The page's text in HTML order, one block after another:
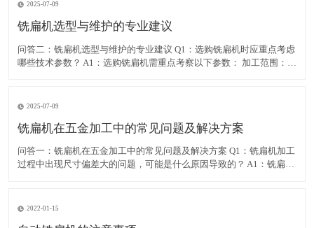
2025-07-09
铣扁机选型与维护的专业建议
问答二：铣扁机选型与维护的专业建议 Q1：选购铣扁机时应重点考虑
哪些技术参数？ A1：选购铣扁机需重点考察以下参数： 加工范围：包
精度：直接影响加工质量 控
2025-07-09
铣扁机在五金加工中的常见问题及解决方案
问答一：铣扁机在五金加工中的常见问题及解决方案 Q1：铣扁机加工
过程中出现尺寸偏差大的问题，可能是什么原因导致的？ A1：铣扁机
特别是批量加工时，建议建立刀具寿命管理
2022-01-15